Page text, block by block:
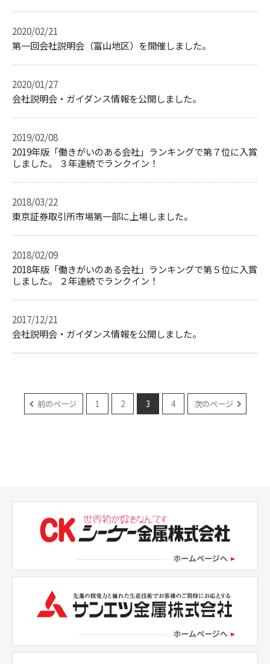
2020/02/21
第一回会社説明会（富山地区）を開催しました。
2020/01/27
会社説明会・ガイダンス情報を公開しました。
2019/02/08
2019年版「働きがいのある会社」ランキングで第７位に入賞
しました。 ３年連続でランクイン！
2018/03/22
東京証券取引所市場第一部に上場しました。
2018/02/09
2018年版「働きがいのある会社」ランキングで第５位に入賞
しました。 ２年連続でランクイン！
2017/12/21
会社説明会・ガイダンス情報を公開しました。
前のページ 1 2 3 4 次のページ